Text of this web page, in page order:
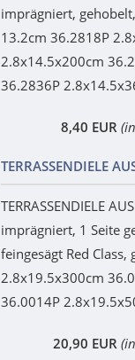
imprägniert,
13.2cm 36.2818P
2.8x14.5x200cm
36.2836P
8,40 EUR
TERRASSENDIELE
TERRASSENDIELE
imprägniert, 1 Seite
feingesägt Red
2.8x19.5x300cm
36.0014P
20,90 EUR